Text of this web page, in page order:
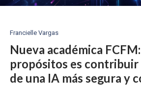
Francielle Vargas
Nueva académica
propósitos es
de una IA más segura y